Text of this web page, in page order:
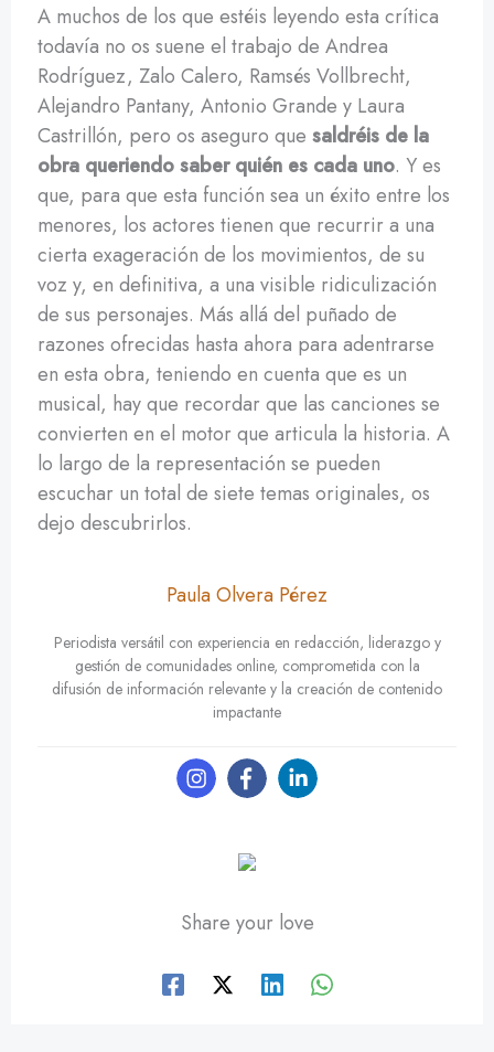
A muchos de los que estéis leyendo esta crítica
todavía no os suene el trabajo de Andrea
Rodríguez, Zalo Calero, Ramsés Vollbrecht,
Alejandro Pantany, Antonio Grande y Laura
Castrillón, pero os aseguro que saldréis de la
obra queriendo saber quién es cada uno. Y es
que, para que esta función sea un éxito entre los
menores, los actores tienen que recurrir a una
cierta exageración de los movimientos, de su
voz y, en definitiva, a una visible ridiculización
de sus personajes. Más allá del puñado de
razones ofrecidas hasta ahora para adentrarse
en esta obra, teniendo en cuenta que es un
musical, hay que recordar que las canciones se
convierten en el motor que articula la historia. A
lo largo de la representación se pueden
escuchar un total de siete temas originales, os
dejo descubrirlos.
Paula Olvera Pérez
Periodista versátil con experiencia en redacción, liderazgo y
gestión de comunidades online, comprometida con la
difusión de información relevante y la creación de contenido
impactante
Share your love